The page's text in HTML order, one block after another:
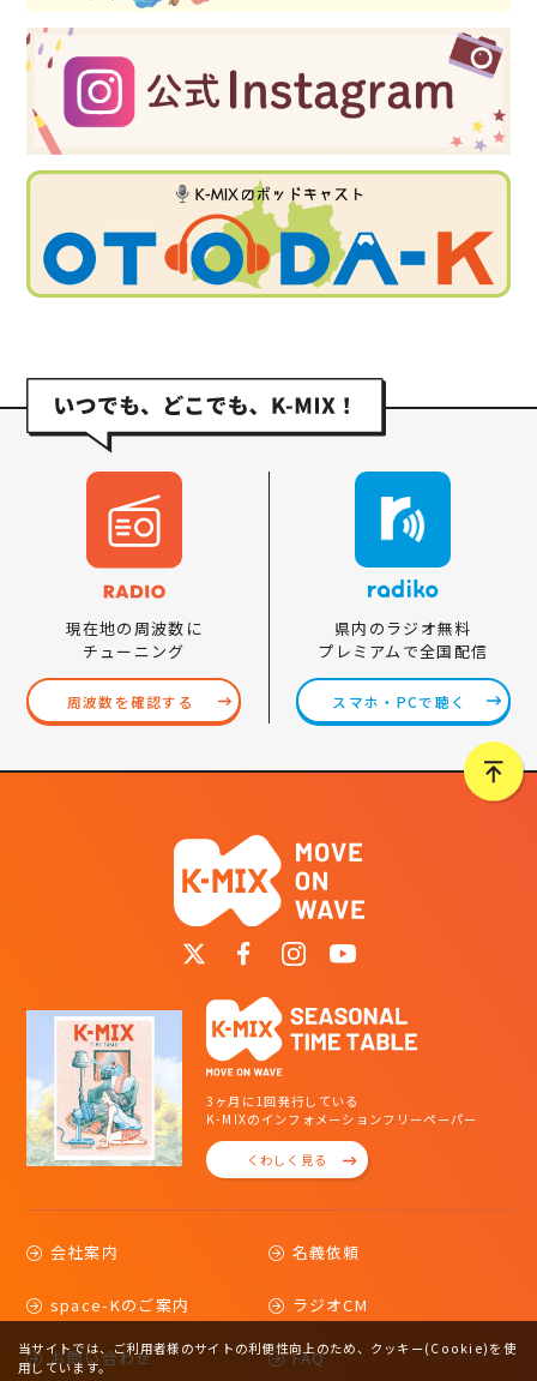
現在地の周波数に
チューニング
周波数を確認する
県内のラジオ無料
プレミアムで全国配信
スマホ・PCで聴く
3ヶ月に1回発行している
K-MIXのインフォメーションフリーペーパー
くわしく見る
会社案内 名義依頼
space-Kのご案内 ラジオCM
お問い合わせ FAQ
当サイトでは、ご利用者様のサイトの利便性向上のため、クッキー(Cookie)を使
用しています。